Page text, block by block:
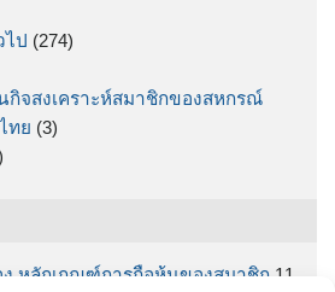
ไป (274)
จสงเคราะห์สมาชิกของสหกรณ์
ทย (3)
ง หลักเกณฑ์การถือหุ้นของสมาชิก 11